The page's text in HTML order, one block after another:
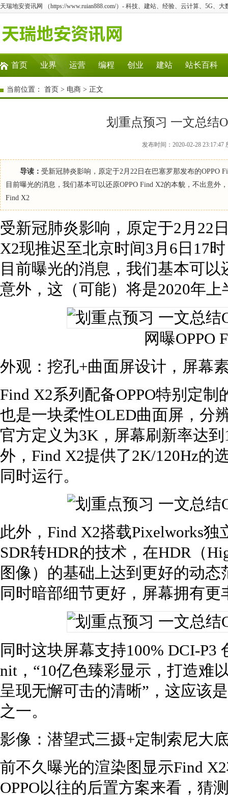
天瑞地安资讯网 （https://www.ruian888.com/）- 科技、建站、经验、云计算、5G、大
首页 业界 运营 编程 创业 建站 站长百科
当前位置： 首页 > 电商 > 正文
划重点预习 一文总结
发布时间：2020-02-28
导读： 受新冠肺炎影响，原定于2月22日在巴塞罗那发布的OPPO
目前曝光的消息，我们基本可以还原OPPO Find X2的本貌，不出意外
Find X2
受新冠肺炎影响，原定于2月22
X2现推迟至北京时间3月6日17
目前曝光的消息，我们基本可以
意外，这（可能）将是2020年
网曝OPPO
外观：挖孔+曲面屏设计，屏幕
Find X2系列配备OPPO特别定
也是一块柔性OLED曲面屏，分
官方定义为3K，屏幕刷新率达
外，Find X2提供了2K/120Hz的
同时运行。
此外，Find X2搭载Pixelworks
SDR转HDR的技术，在HDR（
图像）的基础上达到更好的动
同时暗部细节更好，屏幕拥有
同时这块屏幕支持100% DCI-P3
nit，“10亿色臻彩显示，打造难
呈现无懈可击的清晰”，这应该
之一。
影像：潜望式三摄+定制索尼大
前不久曝光的渲染图显示Find
OPPO以往的后置方案来看，猜